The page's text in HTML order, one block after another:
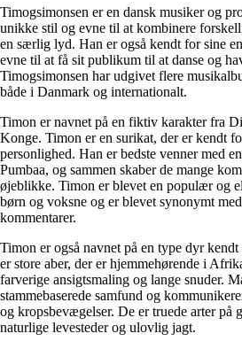
Timogsimonsen er en dansk musiker og
unikke stil og evne til at kombinere
en særlig lyd. Han er også kendt for sine
evne til at få sit publikum til at danse og
Timogsimonsen har udgivet flere
både i Danmark og internationalt.
Timon er navnet på en fiktiv karakter fra
Konge. Timon er en surikat, der er kendt
personlighed. Han er bedste venner med
Pumbaa, og sammen skaber de mange
øjeblikke. Timon er blevet en populær og
børn og voksne og er blevet synonymt
kommentarer.
Timon er også navnet på en type dyr
er store aber, der er hjemmehørende i
farverige ansigtsmaling og lange snuder.
stammebaserede samfund og
og kropsbevægelser. De er truede arter på
naturlige levesteder og ulovlig jagt.